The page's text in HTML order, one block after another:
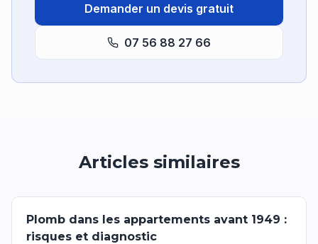
Demander un devis gratuit
07 56 88 27 66
Articles similaires
Plomb dans les appartements avant 1949 :
risques et diagnostic